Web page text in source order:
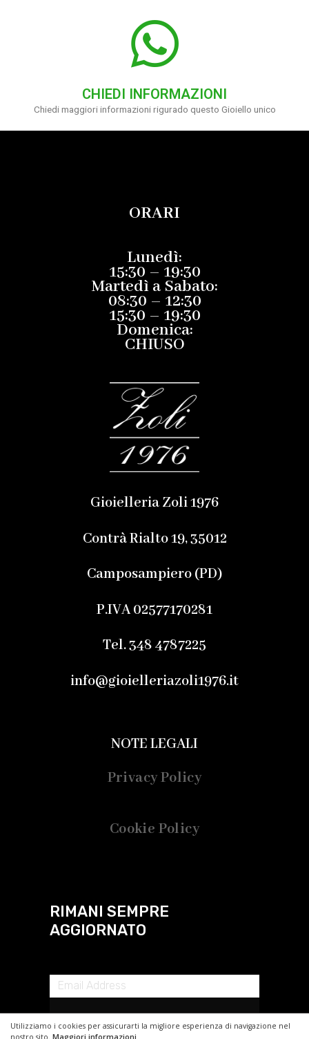
Utilizziamo i cookies per assicurarti la migliore esperienza di navigazione nel
nostro sito. Maggiori informazioni
CHIEDI INFORMAZIONI
Chiedi maggiori informazioni rigurado questo Gioiello unico
ORARI
Lunedì:
15:30 – 19:30
Martedì a Sabato:
08:30 – 12:30
15:30 – 19:30
Domenica:
CHIUSO
Gioielleria Zoli 1976
Contrà Rialto 19, 35012
Camposampiero (PD)
P.IVA 02577170281
Tel. 348 4787225
info@gioielleriazoli1976.it
NOTE LEGALI
Privacy Policy
Cookie Policy
RIMANI SEMPRE
AGGIORNATO